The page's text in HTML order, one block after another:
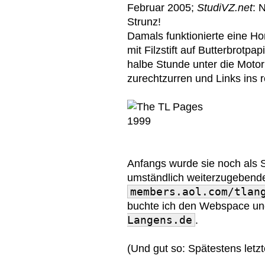
Februar 2005; StudiVZ.net:
Strunz!
Damals funktionierte eine
mit Filzstift auf
halbe Stunde unter die
zurechtzurren und Links ins
Anfangs wurde sie noch als
umständlich
members.aol.com/
buchte ich den Webspace
Langens.de .
(Und gut so: Spätestens